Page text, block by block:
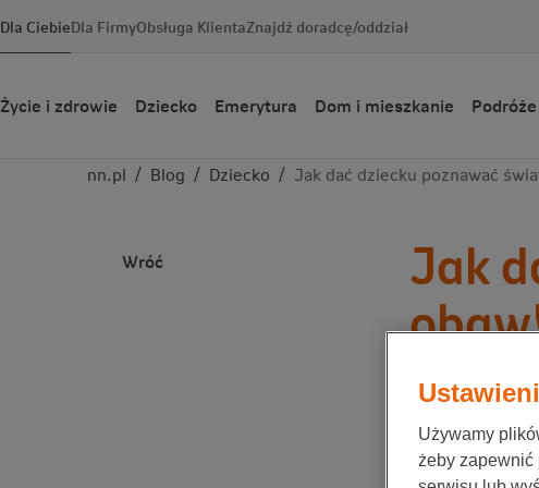
Dla CiebieDla FirmyObsługa KlientaZnajdź doradcę/oddział
Życie i zdrowie Dziecko Emerytura Dom i mieszkanie
nn.pl / Blog / Dziecko / Jak dać dziecku poznawać
Wróć
Jak
Dziecko
Zespół Nationale-
Używamy
żeby zapewnić